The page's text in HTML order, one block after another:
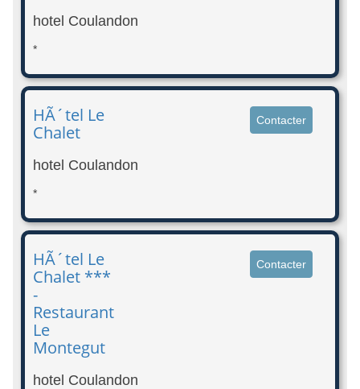
hotel Coulandon
*
HÃ´tel Le
Chalet
Contacter
hotel Coulandon
*
HÃ´tel Le
Chalet ***
-
Restaurant
Le
Montegut
Contacter
hotel Coulandon